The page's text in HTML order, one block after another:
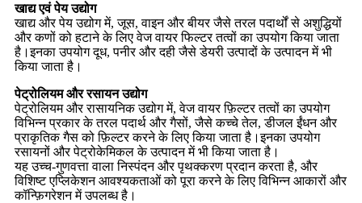
खाद्य एवं पेय उद्योग
खाद्य और पेय उद्योग में, जूस, वाइन और बीयर जैसे तरल पदार्थों से अशुद्धियों
और कणों को हटाने के लिए वेज वायर फिल्टर तत्वों का उपयोग किया जाता
है।इनका उपयोग दूध, पनीर और दही जैसे डेयरी उत्पादों के उत्पादन में भी
किया जाता है।
पेट्रोलियम और रसायन उद्योग
पेट्रोलियम और रासायनिक उद्योग में, वेज वायर फ़िल्टर तत्वों का उपयोग
विभिन्न प्रकार के तरल पदार्थ और गैसों, जैसे कच्चे तेल, डीजल ईंधन और
प्राकृतिक गैस को फ़िल्टर करने के लिए किया जाता है।इनका उपयोग
रसायनों और पेट्रोकेमिकल के उत्पादन में भी किया जाता है।
यह उच्च-गुणवत्ता वाला निस्पंदन और पृथक्करण प्रदान करता है, और
विशिष्ट एप्लिकेशन आवश्यकताओं को पूरा करने के लिए विभिन्न आकारों और
कॉन्फ़िगरेशन में उपलब्ध है।